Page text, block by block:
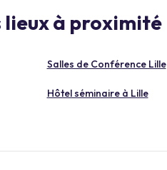
lieux à proximité
Salles de Conférence Lille
Hôtel séminaire à Lille